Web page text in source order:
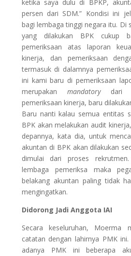
ketika saya dulu di BPKP,
persen dari SDM.” Kondisi ini
bagi lembaga tinggi negara itu. Di
yang dilakukan BPK cukup
pemeriksaan atas laporan
kinerja, dan pemeriksaan
termasuk di dalamnya
ini kami baru di pemeriksaan
merupakan mandatory dari
pemeriksaan kinerja, baru
Baru nanti kalau semua entitas
BPK akan melakukan audit
depannya, kata dia, untuk
akuntan di BPK akan dilakukan
dimulai dari proses rekrutmen.
lembaga pemeriksa maka
belakang akuntan paling tidak
mengingatkan.
Didorong Jadi Anggota IAI
Secara keseluruhan, Moerma
catatan dengan lahirnya PMK
adanya PMK ini beberapa